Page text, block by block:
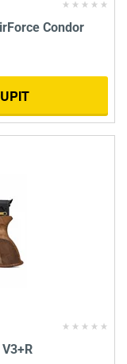
Condor